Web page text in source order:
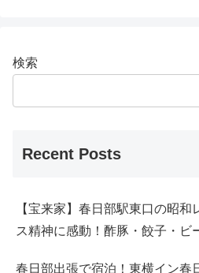
検索
Recent Posts
【宝来家】春日部駅東口の昭
ス精神に感動！酢豚・餃子・ビ
春日部出張で宿泊！東横イン春